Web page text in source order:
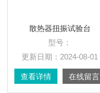
散热器扭振试验台
型号：
更新日期： 2024-08-01
查看详情 在线留言